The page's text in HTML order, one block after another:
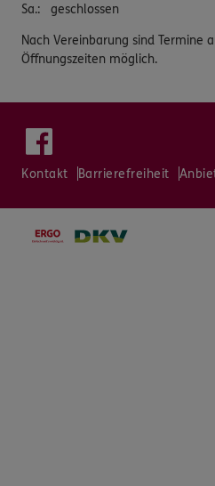
Sa.: geschlossen
Nach Vereinbarung sind Termine
Öffnungszeiten möglich.
Kontakt Barrierefreiheit